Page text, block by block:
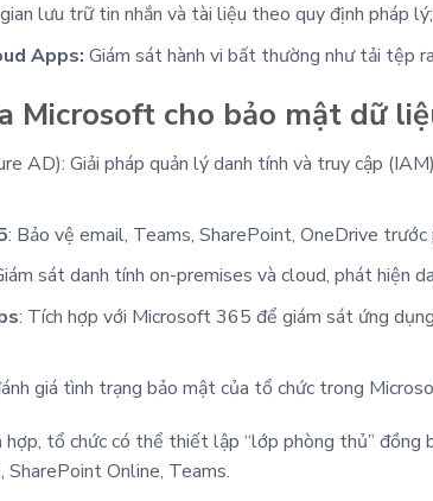
lưu trữ tin nhắn và tài liệu theo quy định pháp lý;
Apps: Giám sát hành vi bất thường như tải tệp
Microsoft cho bảo mật dữ
AD): Giải pháp quản lý danh tính và truy cập
: Bảo vệ email, Teams, SharePoint, OneDrive
sát danh tính on-premises và cloud, phát hiện
: Tích hợp với Microsoft 365 để giám sát ứng
giá tình trạng bảo mật của tổ chức trong
hợp, tổ chức có thể thiết lập “lớp phòng thủ”
Online, Teams.